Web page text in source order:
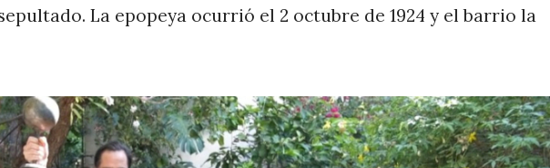
La epopeya ocurrió el 2 octubre de 1924 y el barrio la